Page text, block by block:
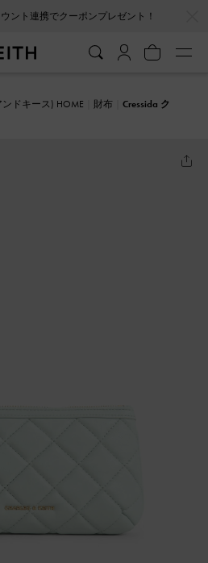
ント連携でクーポンプレゼント！
ンドキース) HOME 財布
Cressida ク